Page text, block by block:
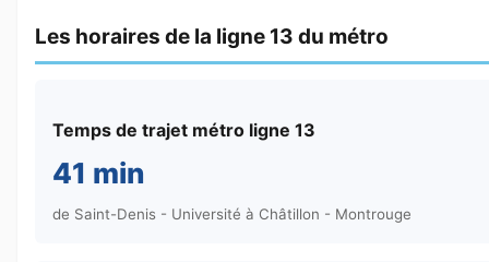
Les horaires de la ligne 13 du métro
Temps de trajet métro ligne 13
41 min
de Saint-Denis - Université à Châtillon - Montrouge